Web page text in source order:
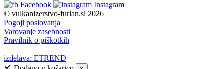
Facebook
Instagram
© vulkanizerstvo-furlan.si 2026
Pogoji poslovanja
Varovanje zasebnosti
Pravilnik o piškotkih
izdelava: ETREND